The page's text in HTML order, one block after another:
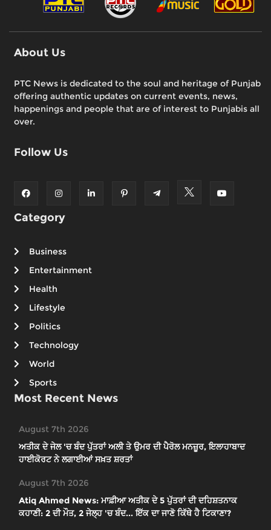
About Us
PTC News is dedicated to the soul and heritage of Punjab
offering authentic updates on current events, news,
happenings and people that are of interest to Punjabis all
over.
Follow Us
Category
Business
Entertainment
Health
Lifestyle
Politics
Technology
World
Sports
Most Recent News
August 7th 2026
ਅਤੀਕ ਦੇ ਜੇਲ 'ਚ ਬੰਦ ਪੁੱਤਰਾਂ ਅਲੀ ਤੇ ਉਮਰ ਦੀ ਪੈਰੋਲ ਮਨਜ਼ੂਰ, ਇਲਾਹਾਬਾਦ
ਹਾਈਕੋਰਟ ਨੇ ਲਗਾਈਆਂ ਸਖ਼ਤ ਸ਼ਰਤਾਂ
August 7th 2026
Atiq Ahmed News: ਮਾਫ਼ੀਆ ਅਤੀਕ ਦੇ 5 ਪੁੱਤਰਾਂ ਦੀ ਦਹਿਸ਼ਤਨਾਕ
ਕਹਾਣੀ: 2 ਦੀ ਮੌਤ, 2 ਜੇਲ੍ਹ 'ਚ ਬੰਦ... ਇੱਕ ਦਾ ਜਾਣੋ ਕਿੱਥੇ ਹੈ ਟਿਕਾਣਾ?